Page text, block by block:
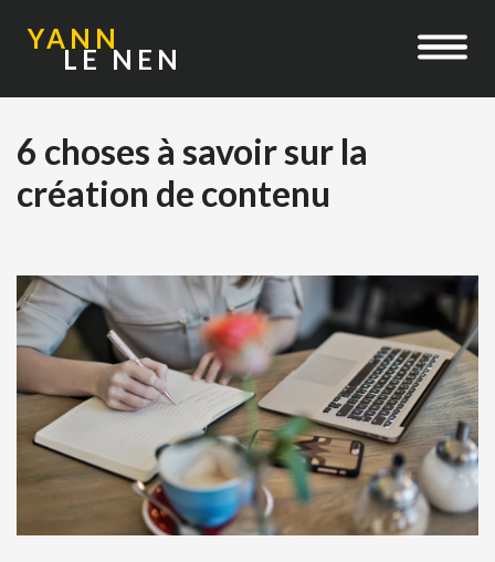
YANN
LE NEN
6 choses à savoir sur la
création de contenu